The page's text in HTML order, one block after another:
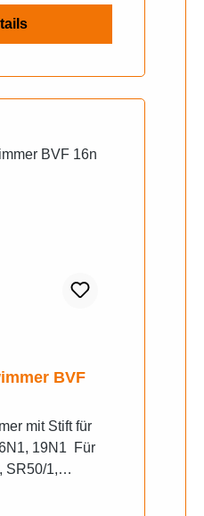
BVF
mit Stift für
19N1 Für
SR50/1,